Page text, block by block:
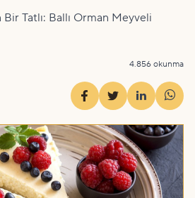
Tatlı: Ballı Orman Meyveli
4.856 okunma